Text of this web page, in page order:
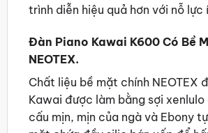
trình diễn hiệu quả hơn với nỗ lực
Đàn Piano Kawai K600 Có Bề
NEOTEX.
Chất liệu bề mặt chính NEOTEX
Kawai được làm bằng sợi
cấu mịn, mịn của ngà và Ebony